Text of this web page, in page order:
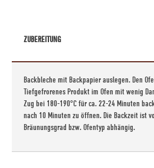
ZUBEREITUNG
Backbleche mit Backpapier auslegen. Den
Tiefgefrorenes Produkt im Ofen mit wenig
Zug bei 180-190°C für ca. 22-24 Minuten
nach 10 Minuten zu öffnen. Die Backzeit ist
Bräunungsgrad bzw. Ofentyp abhängig.